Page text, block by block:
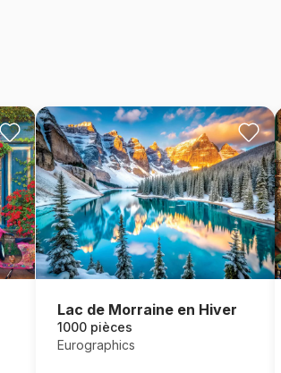
Lac de Morraine en Hiver
1000 pièces
Eurographics